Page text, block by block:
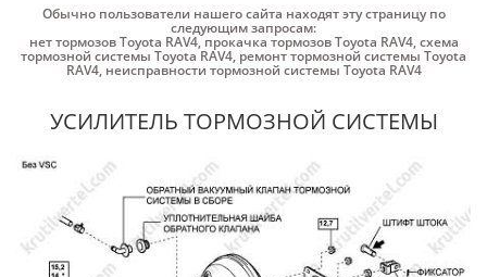
Обычно пользователи нашего сайта находят эту страницу по
следующим запросам:
нет тормозов Toyota RAV4,прокачка тормозов Toyota RAV4,схема
тормозной системы Toyota RAV4, ремонт тормозной системы Toyota
RAV4, неисправности тормозной системы Toyota RAV4
УСИЛИТЕЛЬ ТОРМОЗНОЙ СИСТЕМЫ